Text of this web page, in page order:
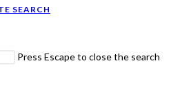
SEARCH
Press Escape to close the search